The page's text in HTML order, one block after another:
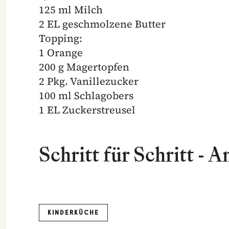
125 ml Milch
2 EL geschmolzene Butter
Topping:
1 Orange
200 g Magertopfen
2 Pkg. Vanillezucker
100 ml Schlagobers
1 EL Zuckerstreusel
Schritt für Schritt -
KINDERKÜCHE